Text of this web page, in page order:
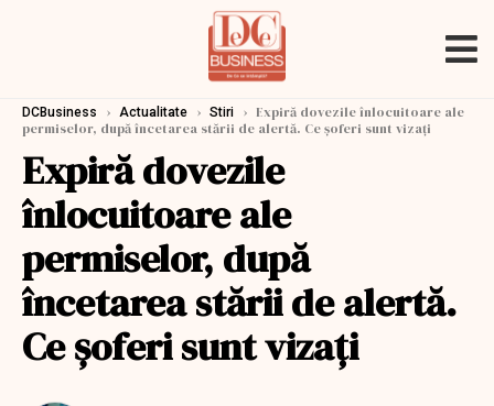
DCBusiness › Actualitate › Stiri › Expiră dovezile înlocuitoare ale
permiselor, după încetarea stării de alertă. Ce şoferi sunt vizaţi
Expiră dovezile
înlocuitoare ale
permiselor, după
încetarea stării de alertă.
Ce şoferi sunt vizaţi